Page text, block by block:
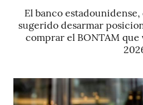
El banco
sugerido desarmar
comprar el BONTAM